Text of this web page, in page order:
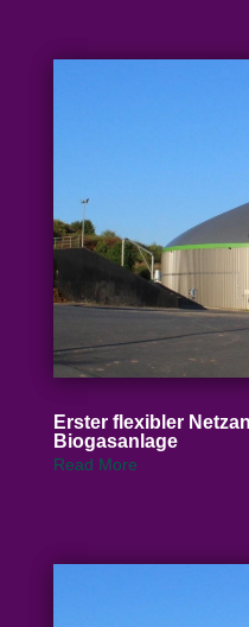
Erster flexibler
Biogasanlage
Read More